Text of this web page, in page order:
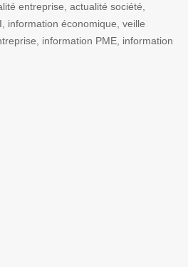
entreprise, actualité société,
information économique, veille
information PME, information